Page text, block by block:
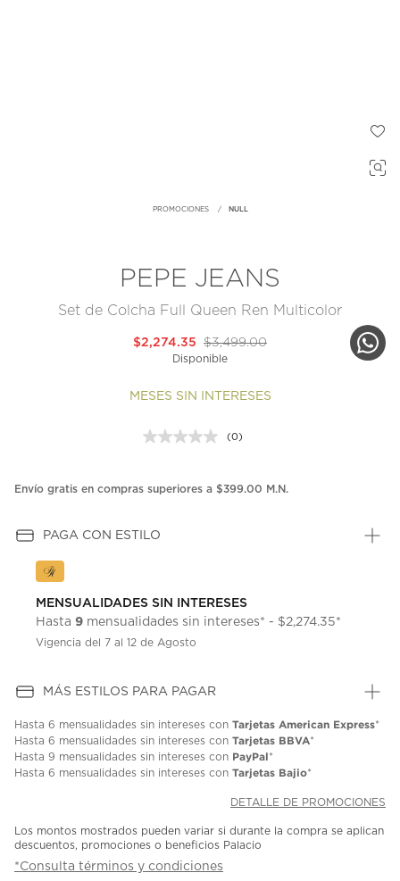
PROMOCIONES NULL
PEPE JEANS
Set de Colcha Full Queen Ren Multicolor
$3,499.00
$2,274.35
Disponible
MESES SIN INTERESES
Sin
en
(0)
Envío gratis en compras superiores a $399.00 M.N.
PAGA CON ESTILO
MENSUALIDADES SIN INTERESES
Hasta 9 mensualidades sin intereses* - $2,274.35*
Vigencia del 7 al 12 de Agosto
MÁS ESTILOS PARA PAGAR
Hasta 6 mensualidades sin intereses con Tarjetas American Express*
Hasta 6 mensualidades sin intereses con Tarjetas BBVA*
Hasta 9 mensualidades sin intereses con PayPal*
Hasta 6 mensualidades sin intereses con Tarjetas Bajio*
DETALLE DE PROMOCIONES
Los montos mostrados pueden variar si durante la compra se aplican
descuentos, promociones o beneficios Palacio
*Consulta términos y condiciones